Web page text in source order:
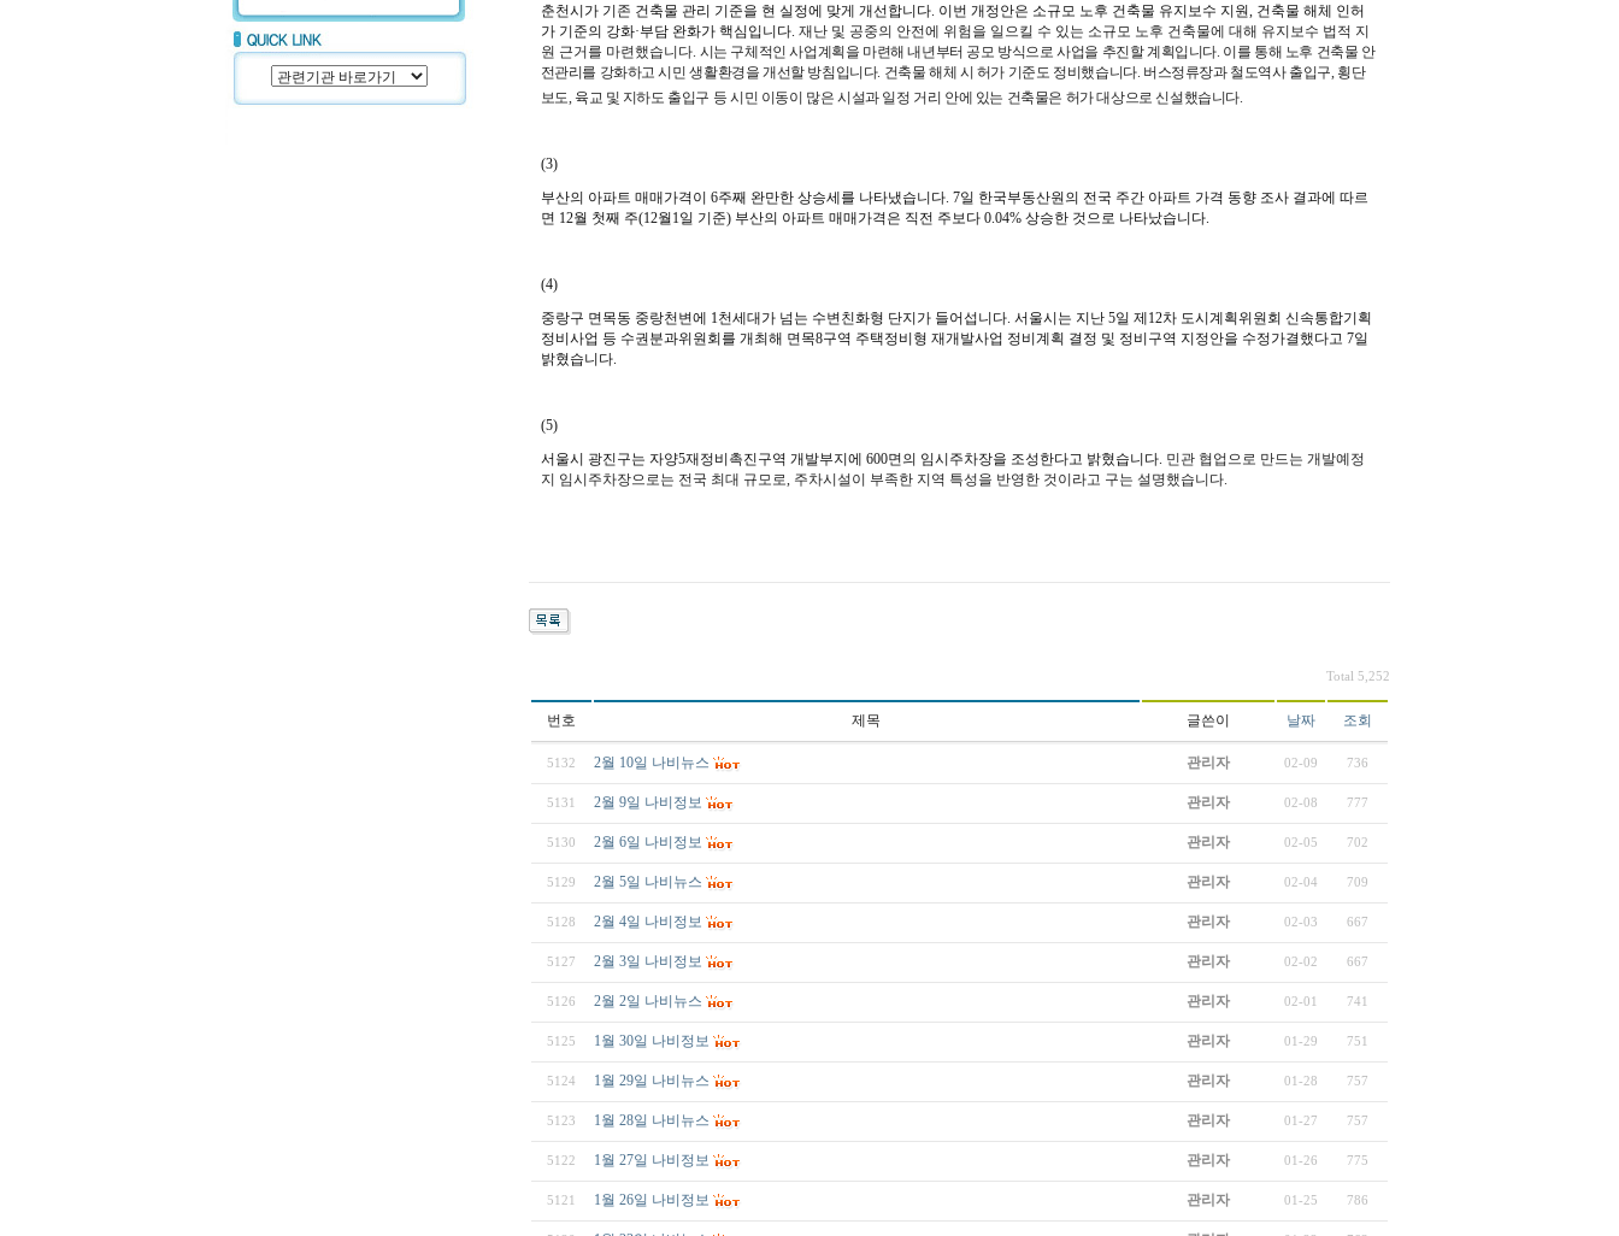
춘천시가 기존 건축물 관리 기준을 현 실정에 맞게 개선합니다. 이번 개정안은 소규모 노후 건축물 유지보수 지원, 건축물 해체 인허
가 기준의 강화·부담 완화가 핵심입니다. 재난 및 공중의 안전에 위험을 일으킬 수 있는 소규모 노후 건축물에 대해 유지보수 법적 지
원 근거를 마련했습니다. 시는 구체적인 사업계획을 마련해 내년부터 공모 방식으로 사업을 추진할 계획입니다. 이를 통해 노후 건축물 안
전관리를 강화하고 시민 생활환경을 개선할 방침입니다. 건축물 해체 시 허가 기준도 정비했습니다. 버스정류장과 철도역사 출입구, 횡단
보도, 육교 및 지하도 출입구 등 시민 이동이 많은 시설과 일정 거리 안에 있는 건축물은 허가 대상으로 신설했습니다.
(3)
부산의 아파트 매매가격이 6주째 완만한 상승세를 나타냈습니다. 7일 한국부동산원의 전 국 주간 아파트 가격 동향 조사 결과에 따르
면 12월 첫째 주(12월1일 기준) 부산의 아파트 매매가격은 직전 주보다 0.04% 상승한 것으로 나타났습니다.
(4)
중랑구 면목동 중랑천변에 1천세대가 넘는 수변친화형 단지가 들어섭니다. 서울시는 지난 5일 제12차 도시계획위원회 신속통합기획
정비사업 등 수권분과위원회를 개최해 면목8구역 주택정비형 재개발사업 정비계획 결정 및 정비구역 지정안을 수정가결했다고 7일
밝혔습니다.
(5)
서울시 광진구는 자양5재정비촉진구역 개발부지에 600면의 임시주차장을 조성한다고 밝혔습니다. 민관 협업으로 만드는 개발예정
지 임시주차장으로는 전국 최대 규모로, 주차시설이 부족한 지역 특성을 반영한 것이라고 구는 설명했습니다.
Total 5,252
번호 제목 글쓴이 날짜 조회
5132 2월 10일 나비뉴스 관리자 02-09 736
5131 2월 9일 나비정보 관리자 02-08 777
5130 2월 6일 나비정보 관리자 02-05 702
5129 2월 5일 나비뉴스 관리자 02-04 709
5128 2월 4일 나비정보 관리자 02-03 667
5127 2월 3일 나비정보 관리자 02-02 667
5126 2월 2일 나비뉴스 관리자 02-01 741
5125 1월 30일 나비정보 관리자 01-29 751
5124 1월 29일 나비뉴스 관리자 01-28 757
5123 1월 28일 나비뉴스 관리자 01-27 757
5122 1월 27일 나비정보 관리자 01-26 775
5121 1월 26일 나비정보 관리자 01-25 786